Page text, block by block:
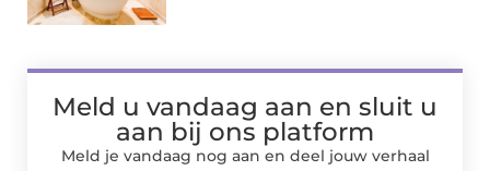
Meld u vandaag aan en sluit u
aan bij ons platform
Meld je vandaag nog aan en deel jouw verhaal